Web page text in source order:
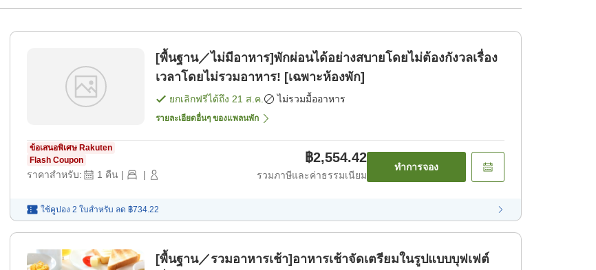
[พื้นฐาน／ไม่มีอาหาร]พักผ่อนได้อย่างสบายโดยไม่ต้องกังวลเรื่อง
เวลาโดยไม่รวมอาหาร! [เฉพาะห้องพัก]
ยกเลิกฟรีได้ถึง 21 ส.ค. ไม่รวมมื้ออาหาร
รายละเอียดอื่นๆ ของแพลนพัก
ข้อเสนอพิเศษ Rakuten
Flash Coupon
ราคาสำหรับ: 1 คืน | |
฿2,554.42
รวมภาษีและค่าธรรมเนียม
ทำการจอง
ใช้คูปอง 2 ใบสำหรับ ลด ฿734.22
[พื้นฐาน／รวมอาหารเช้า]อาหารเช้าจัดเตรียมในรูปแบบบุฟเฟต์